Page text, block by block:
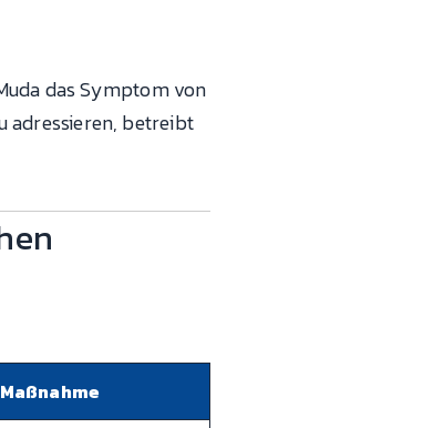
das Symptom von
adressieren, betreibt
Maßnahme